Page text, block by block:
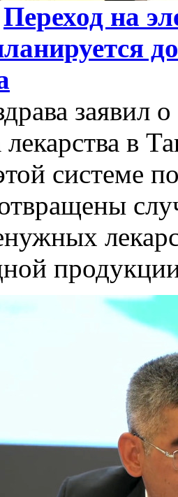
Переход на
заявил
в
системе